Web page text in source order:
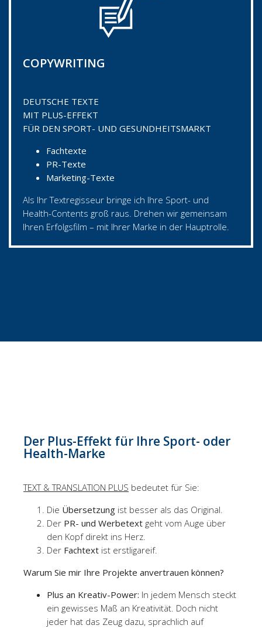
COPYWRITING
DEUTSCHE TEXTE
MIT PLUS-EFFEKT
FÜR DEN SPORT- UND GESUNDHEITSMARKT
Fachtexte
PR-Texte
Marketing-Texte
Als Ihr Textregisseur bringe ich Ihre Sport- und
Health-Contents groß raus. Drehen wir gemeinsam
Ihren Erfolgsfilm – mit Ihrer Marke in der Hauptrolle.
Der Plus-Effekt für Ihre Sport- oder
Health-Marke
TEXT & TRANSLATION PLUS bedeutet für Sie:
Die Übersetzung ist besser als das Original.
Der PR- und Werbetext geht vom Auge über
den Kopf direkt ins Herz.
Der Fachtext ist erstligareif.
Warum Sie mir Ihre Projekte anvertrauen können?
Plus an Kreativ-Power: In jedem Mensch steckt
ein gewisses Maß an Kreativität. Doch nicht
jeder hat das Zeug dazu, sprachlich auf